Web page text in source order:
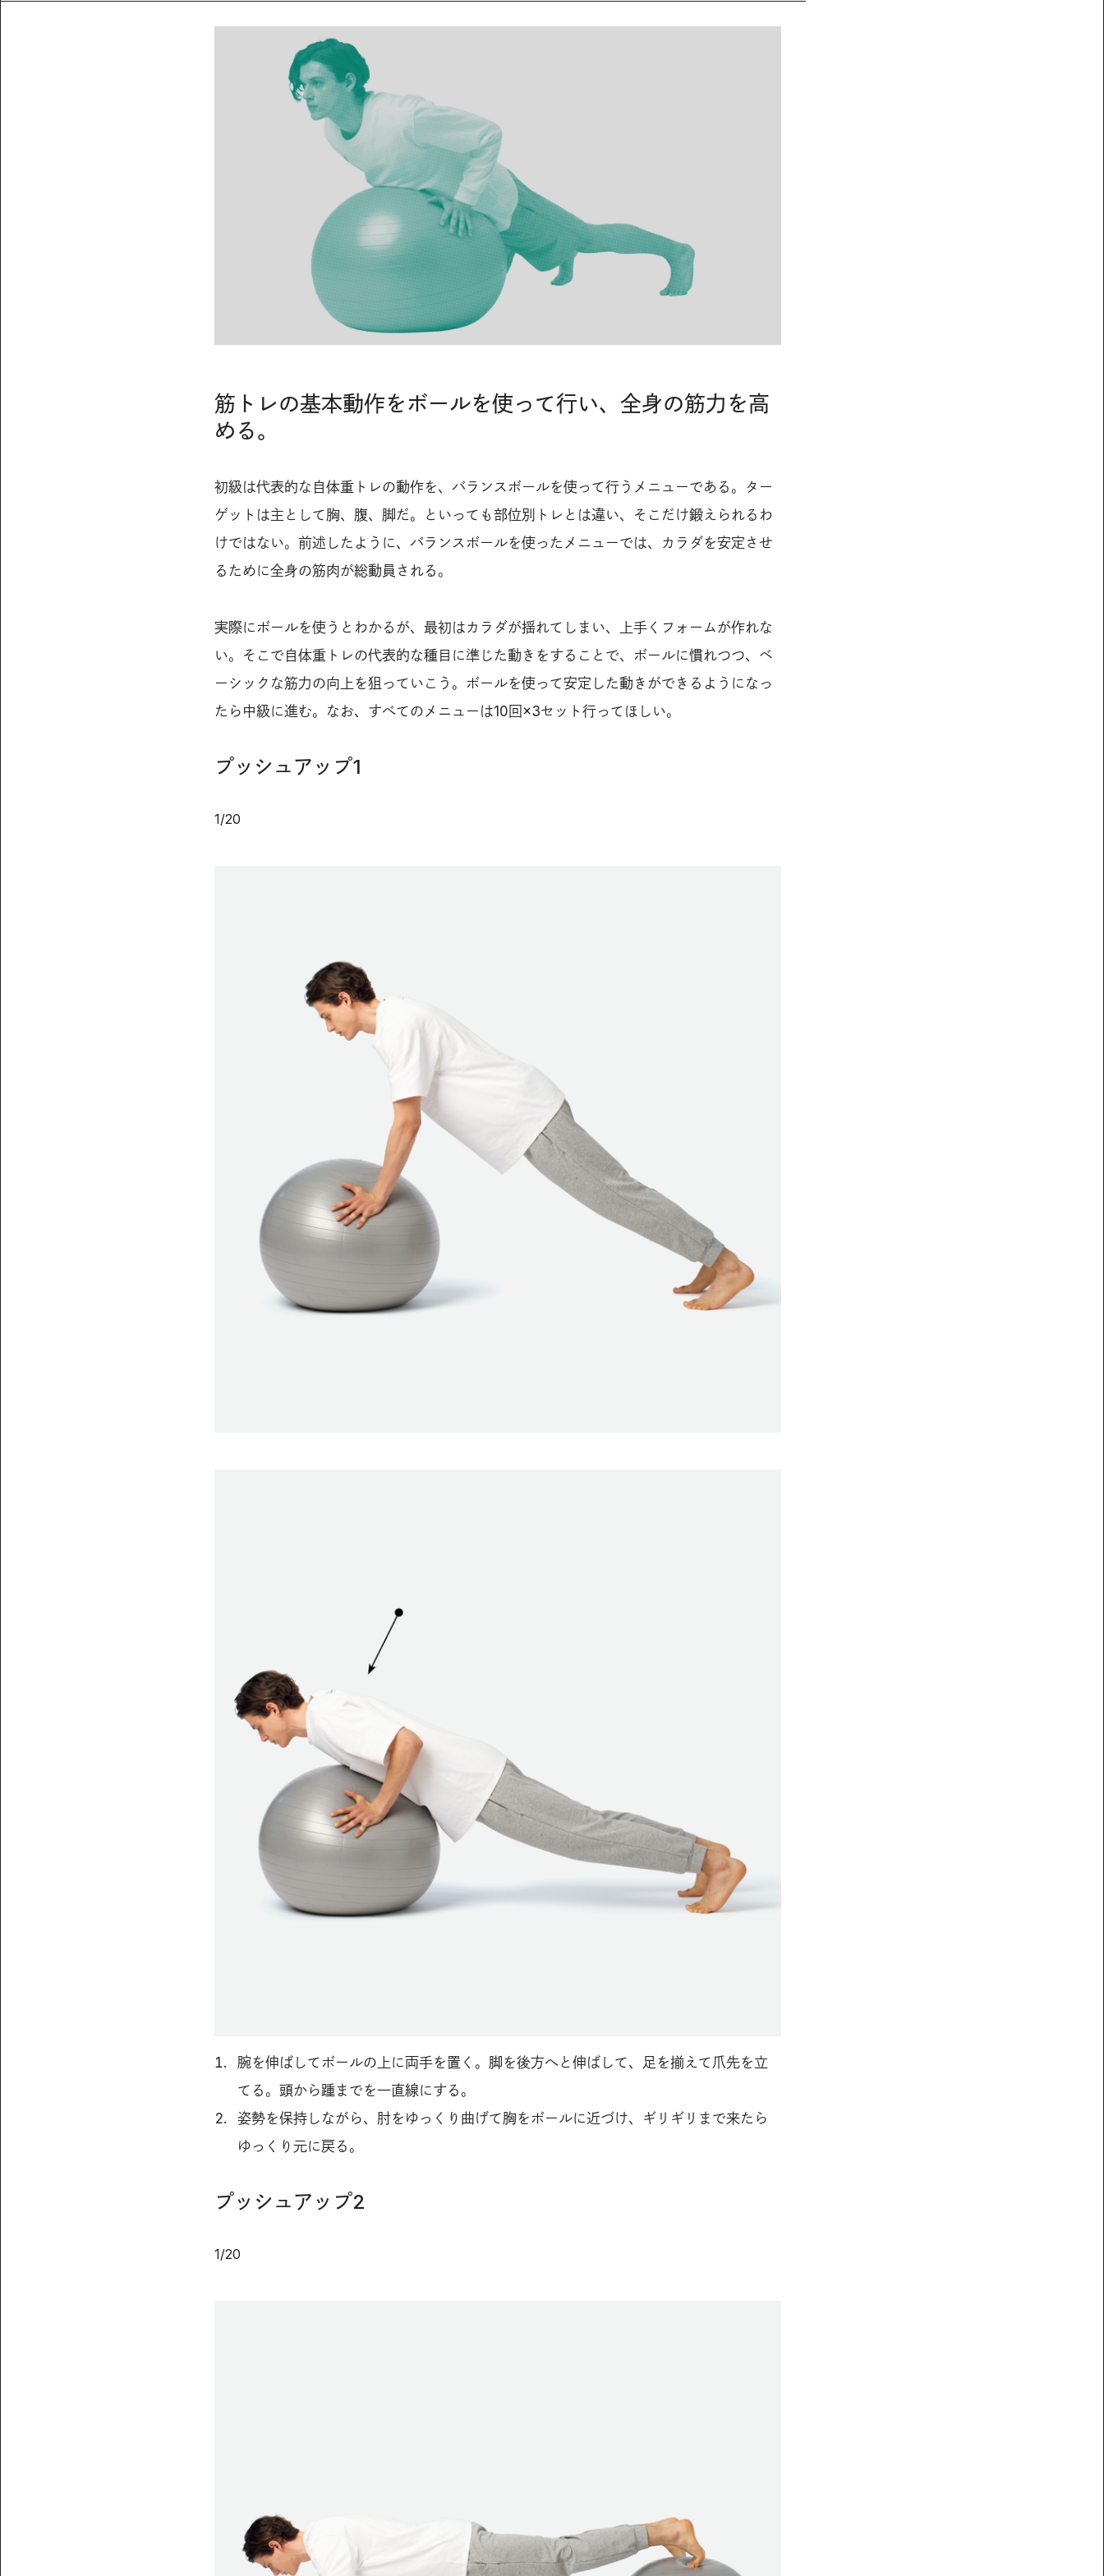
筋トレの基本動作をボールを使って行い、全身の筋力を高
める。
初級は代表的な自体重トレの動作を、バランスボールを使って行うメニューである。ター
ゲットは主として胸、腹、脚だ。といっても部位別トレとは違い、そこだけ鍛えられるわ
けではない。前述したように、バランスボールを使ったメニューでは、カラダを安定させ
るために全身の筋肉が総動員される。
実際にボールを使うとわかるが、最初はカラダが揺れてしまい、上手くフォームが作れな
い。そこで自体重トレの代表的な種目に準じた動きをすることで、ボールに慣れつつ、ベ
ーシックな筋力の向上を狙っていこう。ボールを使って安定した動きができるようになっ
たら中級に進む。なお、すべてのメニューは10回×3セット行ってほしい。
プッシュアップ1
1/20
腕を伸ばしてボールの上に両手を置く。脚を後方へと伸ばして、足を揃えて爪先を立
てる。頭から踵までを一直線にする。
姿勢を保持しながら、肘をゆっくり曲げて胸をボールに近づけ、ギリギリまで来たら
ゆっくり元に戻る。
プッシュアップ2
1/20